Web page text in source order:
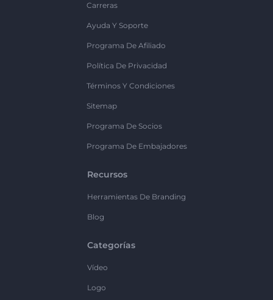
Carreras
Ayuda Y Soporte
Programa De Afiliado
Política De Privacidad
Términos Y Condiciones
Sitemap
Programa De Socios
Programa De Embajadores
Recursos
Herramientas De Branding
Blog
Categorías
Vídeo
Logo